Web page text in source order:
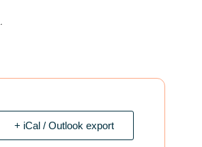
+ iCal / Outlook export